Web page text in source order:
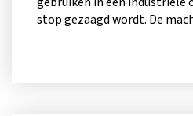
stop gezaagd wordt. De